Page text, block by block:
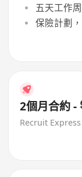
五天工作
保險計劃
2個月合約
Recruit Express